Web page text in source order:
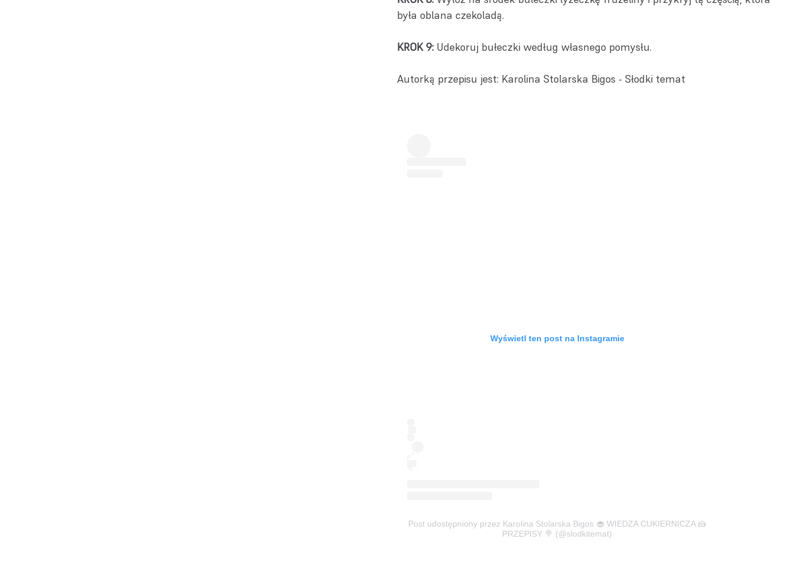
była oblana czekoladą.
KROK 9: Udekoruj bułeczki według własnego pomysłu.
Autorką przepisu jest: Karolina Stolarska Bigos - Słodki temat
Wyświetl ten post na Instagramie
Post udostępniony przez Karolina Stolarska Bigos 🧁 WIEDZA CUKIERNICZA 🍰
PRZEPISY 🍭 (@slodkitemat)